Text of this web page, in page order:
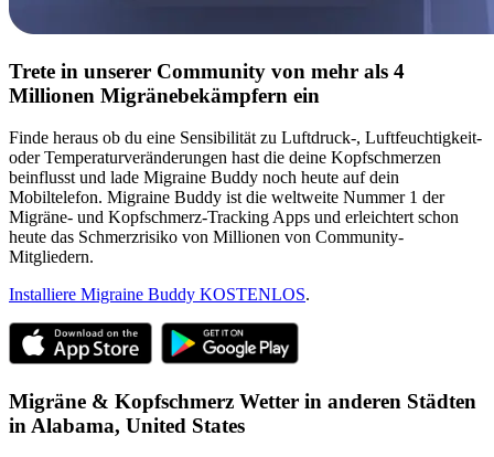
Trete in unserer Community von mehr als 4
Millionen Migränebekämpfern ein
Finde heraus ob du eine Sensibilität zu Luftdruck-, Luftfeuchtigkeit-
oder Temperaturveränderungen hast die deine Kopfschmerzen
beinflusst und lade Migraine Buddy noch heute auf dein
Mobiltelefon. Migraine Buddy ist die weltweite Nummer 1 der
Migräne- und Kopfschmerz-Tracking Apps und erleichtert schon
heute das Schmerzrisiko von Millionen von Community-
Mitgliedern.
Installiere Migraine Buddy KOSTENLOS.
Migräne & Kopfschmerz Wetter in anderen Städten
in Alabama, United States